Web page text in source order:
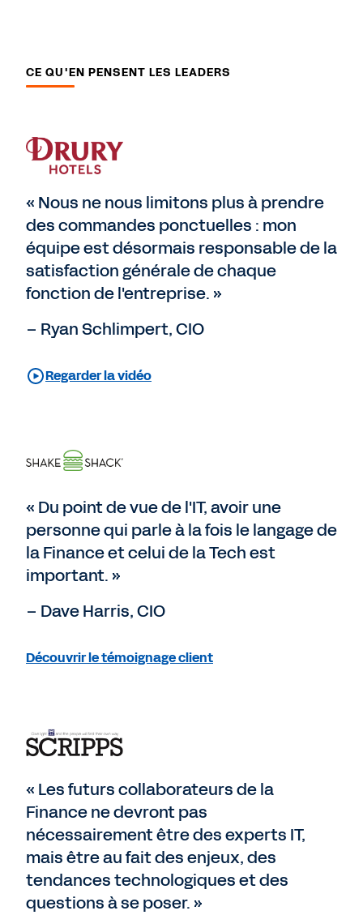
CE QU'EN PENSENT LES LEADERS
« Nous ne nous limitons plus à prendre
des commandes ponctuelles : mon
équipe est désormais responsable de la
satisfaction générale de chaque
fonction de l'entreprise. »
– Ryan Schlimpert, CIO
Regarder la vidéo
« Du point de vue de l'IT, avoir une
personne qui parle à la fois le langage de
la Finance et celui de la Tech est
important. »
– Dave Harris, CIO
Découvrir le témoignage client
« Les futurs collaborateurs de la
Finance ne devront pas
nécessairement être des experts IT,
mais être au fait des enjeux, des
tendances technologiques et des
questions à se poser. »